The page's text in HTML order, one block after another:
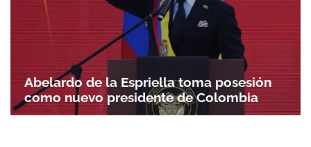
Abelardo de la Espriella toma posesión
como nuevo presidente de Colombia